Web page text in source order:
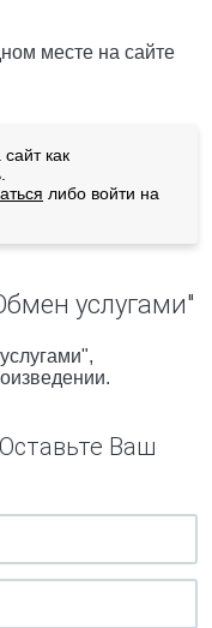
месте на сайте
как
либо войти на
услугами"
Ваш